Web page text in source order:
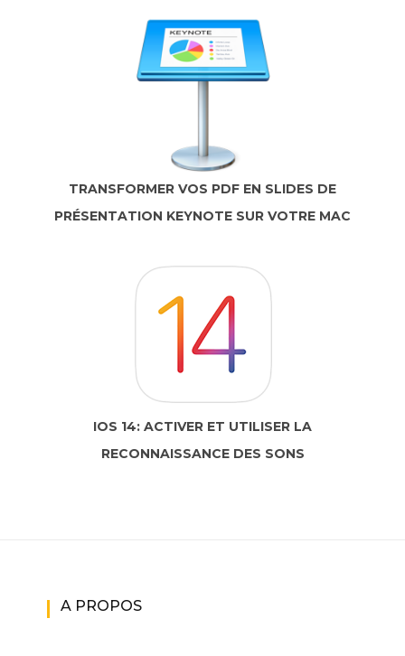
TRANSFORMER VOS PDF EN SLIDES DE
PRÉSENTATION KEYNOTE SUR VOTRE MAC
IOS 14: ACTIVER ET UTILISER LA
RECONNAISSANCE DES SONS
A PROPOS